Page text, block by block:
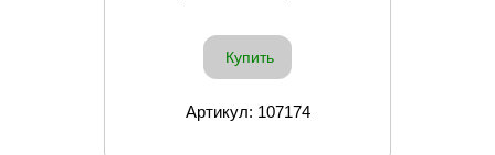
Купить
Артикул: 107174